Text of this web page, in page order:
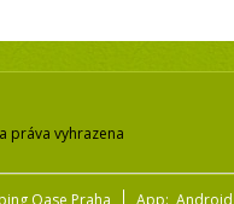
práva vyhrazena